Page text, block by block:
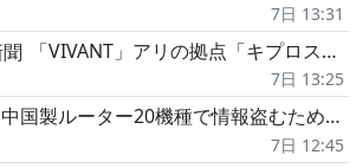
7日 13:31
「VIVANT」アリの拠点「キプロス」は合成国家?SNSでも違和感を指摘する声
7日 13:25
中国製ルーター20機種で情報盗むためのバックドア見つかる 米セキュリティー会社発表
7日 12:45